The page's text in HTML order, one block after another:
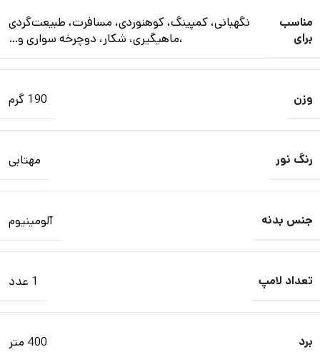
مناسب
برای
نگهبانی، کمپینگ، کوهنوردی، مسافرت، طبیعت‌گردی
،ماهیگیری، شکار، دوچرخه سواری و…
وزن 190 گرم
رنگ نور مهتابی
جنس بدنه آلومینیوم
تعداد لامپ 1 عدد
برد 400 متر